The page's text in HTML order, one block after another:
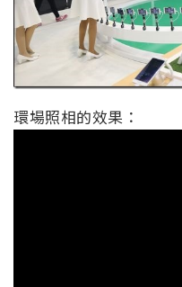
環場照相的效果：